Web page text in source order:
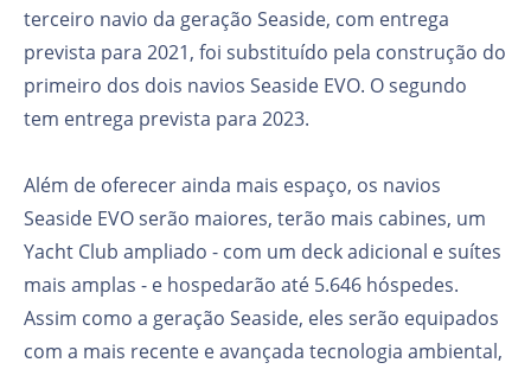
terceiro navio da geração Seaside, com entrega
prevista para 2021, foi substituído pela construção do
primeiro dos dois navios Seaside EVO. O segundo
tem entrega prevista para 2023.
Além de oferecer ainda mais espaço, os navios
Seaside EVO serão maiores, terão mais cabines, um
Yacht Club ampliado - com um deck adicional e suítes
mais amplas - e hospedarão até 5.646 hóspedes.
Assim como a geração Seaside, eles serão equipados
com a mais recente e avançada tecnologia ambiental,